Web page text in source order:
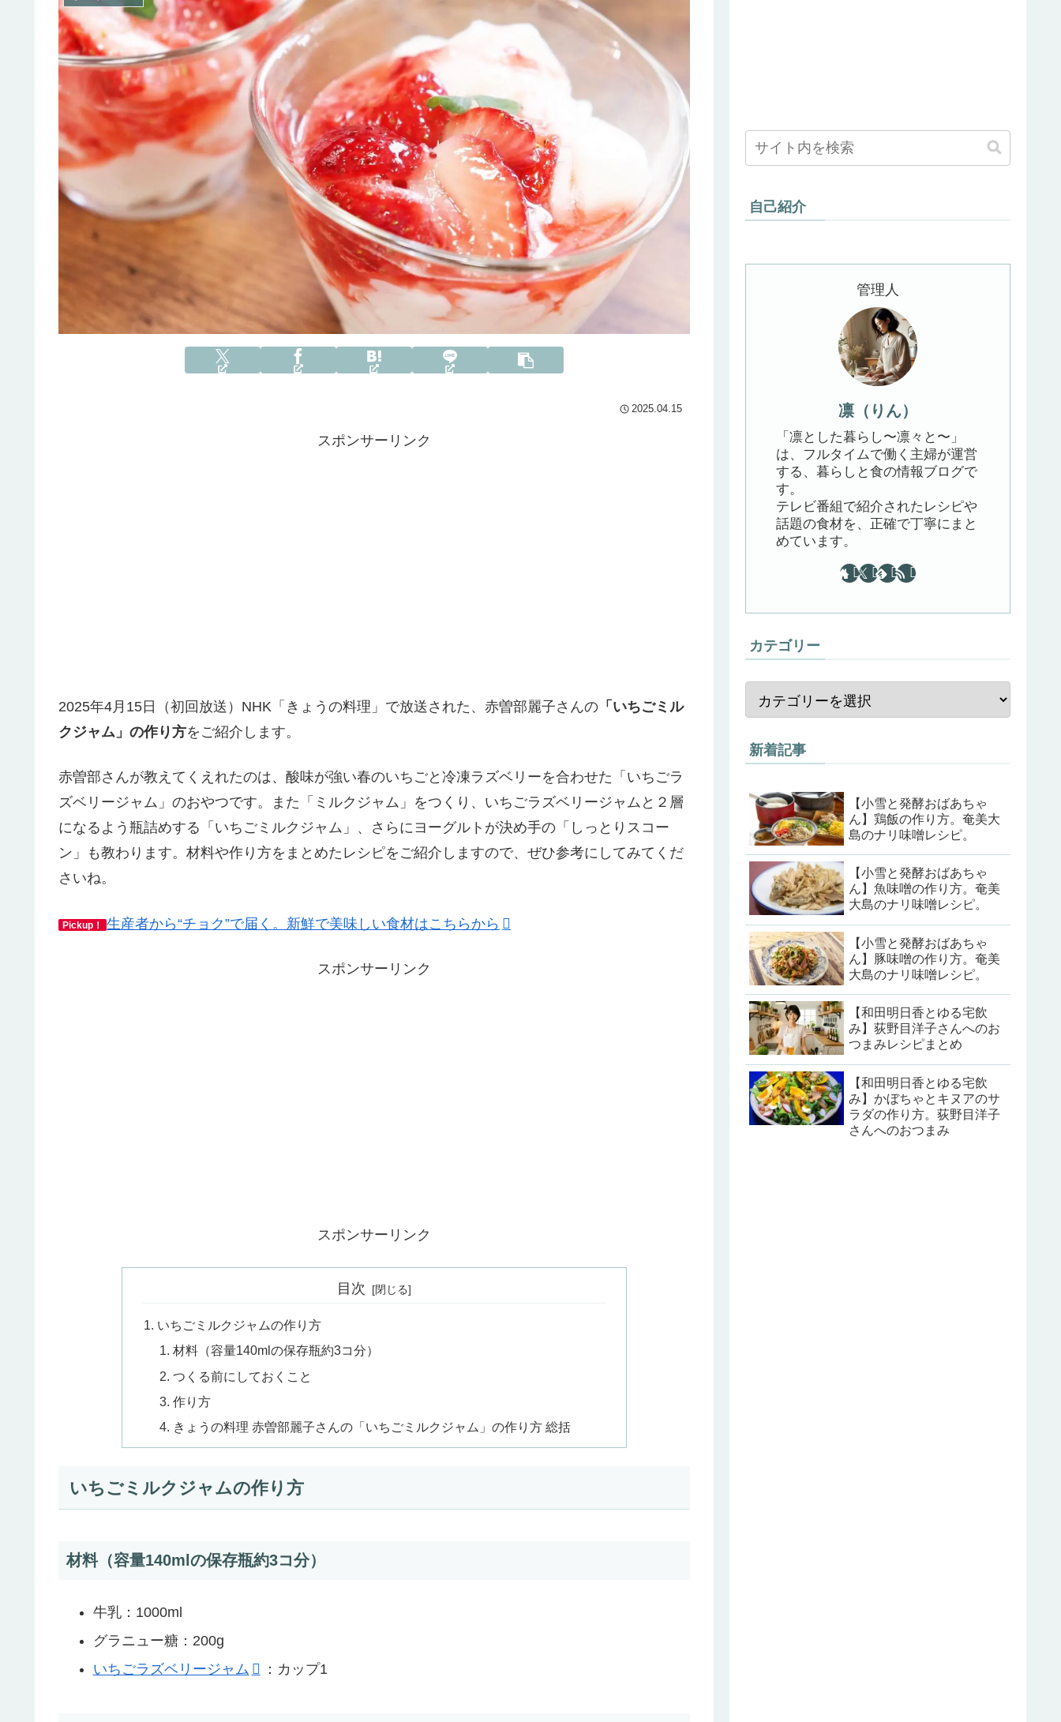
2025.04.15
スポンサーリンク
2025年4月15日（初回放送）NHK「きょうの料理」で放送された、赤曽部麗子さんの 「いちごミル
クジャム」の作り方をご紹介します。
赤曽部さんが教えてくえれたのは、酸味が強い春のいちごと冷凍ラズベリーを合わせた「いちごラ
ズベリージャム」のおやつです。また「ミルクジャム」をつくり、いちごラズベリージャムと２層
になるよう瓶詰めする「いちごミルクジャム」、さらにヨーグルトが決め手の「しっとりスコー
ン」も教わります。材料や作り方をまとめたレシピをご紹介しますので、ぜひ参考にしてみてくだ
さいね。
Pickup！ 生産者から“チョク”で届く。新鮮で美味しい食材はこちらから
スポンサーリンク
スポンサーリンク
目次
いちごミルクジャムの作り方
材料（容量140mlの保存瓶約3コ分）
つくる前にしておくこと
作り方
きょうの料理 赤曽部麗子さんの「いちごミルクジャム」の作り方 総括
いちごミルクジャムの作り方
材料（容量140mlの保存瓶約3コ分）
牛乳：1000ml
グラニュー糖：200g
いちごラズベリージャム
：カップ1
自己紹介
管理人
凛（りん）
「凛とした暮らし〜凛々と〜」
は、フルタイムで働く主婦が運営
する、暮らしと食の情報ブログで
す。
テレビ番組で紹介されたレシピや
話題の食材を、正確で丁寧にまと
めています。
カテゴリー
新着記事
【小雪と発酵おばあちゃ
ん】鶏飯の作り方。奄美大
島のナリ味噌レシピ。
【小雪と発酵おばあちゃ
ん】魚味噌の作り方。奄美
大島のナリ味噌レシピ。
【小雪と発酵おばあちゃ
ん】豚味噌の作り方。奄美
大島のナリ味噌レシピ。
【和田明日香とゆる宅飲
み】荻野目洋子さんへのお
つまみレシピまとめ
【和田明日香とゆる宅飲
み】かぼちゃとキヌアのサ
ラダの作り方。荻野目洋子
さんへのおつまみ